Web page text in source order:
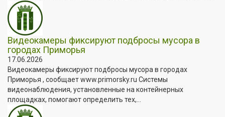
Видеокамеры фиксируют подбросы мусора в
городах Приморья
17.06.2026
Видеокамеры фиксируют подбросы мусора в городах
Приморья , сообщает www.primorsky.ru Системы
видеонаблюдения, установленные на контейнерных
площадках, помогают определить тех,...